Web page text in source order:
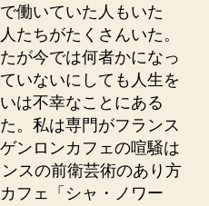
働いていた人もいた
たちがたくさんいた。
が今では何者かになっ
いないにしても人生を
は不幸なことにある
。私は専門がフランス
ンロンカフェの喧騒は
スの前衛芸術のあり方
フェ「シャ・ノワー